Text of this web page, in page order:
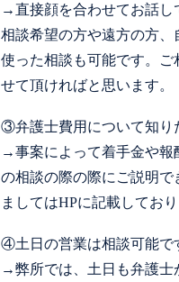
→直接顔を合わせてお話し
相談希望の方や遠方の方、
使った相談も可能です。
せて頂ければと思います。
③弁護士費用について知り
→事案によって着手金や報
の相談の際の際にご説明
ましてはHPに記載してお
④土日の営業は相談可能で
→弊所では、土日も弁護士